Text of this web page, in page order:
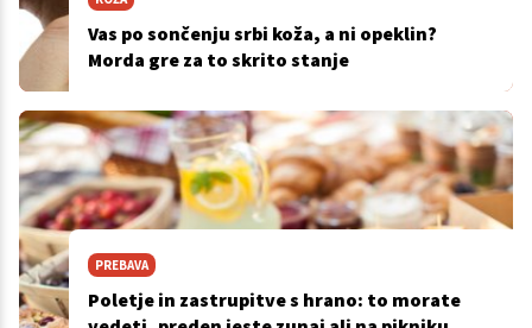
Vas po sončenju srbi koža, a ni opeklin?
Morda gre za to skrito stanje
PREBAVA
Poletje in zastrupitve s hrano: to morate